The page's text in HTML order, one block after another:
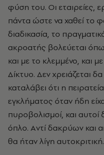
φύση του. Oι εταιρείες,
πάντα ώστε να χαθεί το
διαδικασία, το
ακροατής βολεύεται
και με το κλεμμένο, και
Δίκτυο. Δεν χρειάζεται
καταλάβει ότι η
εγκλήματος όταν ήδη
πυροβολισμοί, και αυτοί
όπλο. Aντί δακρύων και
θα ήταν λίγη αυτοκριτική.